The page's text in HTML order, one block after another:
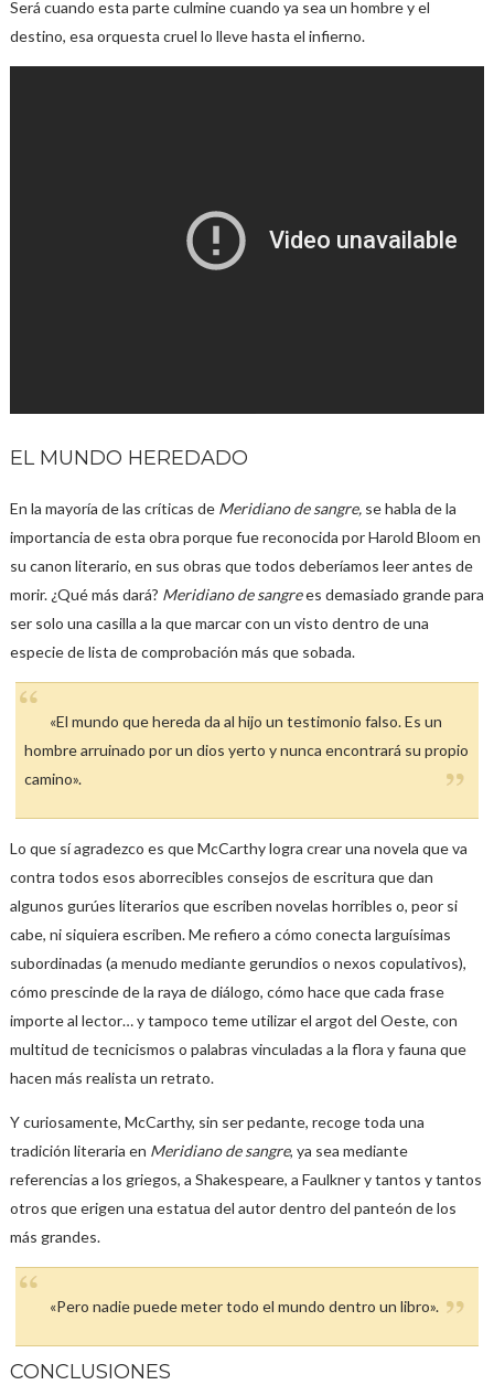
Será cuando esta parte culmine cuando ya sea un hombre y el
destino, esa orquesta cruel lo lleve hasta el infierno.
EL MUNDO HEREDADO
En la mayoría de las críticas de Meridiano de sangre,se habla de la
importancia de esta obra porque fue reconocida por Harold Bloom en
su canon literario, en sus obras que todos deberíamos leer antes de
morir. ¿Qué más dará? Meridiano de sangrees demasiado grande para
ser solo una casilla a la que marcar con un visto dentro de una
especie de lista de comprobación más que sobada.
«El mundo que hereda da al hijo un testimonio falso. Es un
hombre arruinado por un dios yerto y nunca encontrará su propio
camino».
Lo que sí agradezco es que McCarthy logra crear una novela que va
contra todos esos aborrecibles consejos de escritura que dan
algunos gurúes literarios que escriben novelas horribles o, peor si
cabe, ni siquiera escriben. Me refiero a cómo conecta larguísimas
subordinadas (a menudo mediante gerundios o nexos copulativos),
cómo prescinde de la raya de diálogo, cómo hace que cada frase
importe al lector… y tampoco teme utilizar el argot del Oeste, con
multitud de tecnicismos o palabras vinculadas a la flora y fauna que
hacen más realista un retrato.
Y curiosamente, McCarthy, sin ser pedante, recoge toda una
tradición literaria en Meridiano de sangre, ya sea mediante
referencias a los griegos, a Shakespeare, a Faulkner y tantos y tantos
otros que erigen una estatua del autor dentro del panteón de los
más grandes.
«Pero nadie puede meter todo el mundo dentro un libro».
CONCLUSIONES